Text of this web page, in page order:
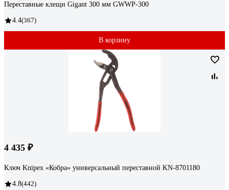
Переставные клещи Gigant 300 мм GWWP-300
4.4(367)
В корзину
4 435 ₽
Ключ Knipex «Кобра» универсальный переставной KN-8701180
4.8(442)